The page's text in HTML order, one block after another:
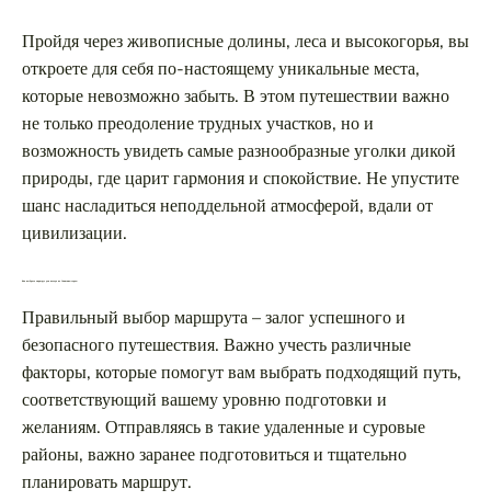
Пройдя через живописные долины, леса и высокогорья, вы
откроете для себя по-настоящему уникальные места,
которые невозможно забыть. В этом путешествии важно
не только преодоление трудных участков, но и
возможность увидеть самые разнообразные уголки дикой
природы, где царит гармония и спокойствие. Не упустите
шанс насладиться неподдельной атмосферой, вдали от
цивилизации.
Как выбрать маршрут для похода по Саянским горам
Правильный выбор маршрута – залог успешного и
безопасного путешествия. Важно учесть различные
факторы, которые помогут вам выбрать подходящий путь,
соответствующий вашему уровню подготовки и
желаниям. Отправляясь в такие удаленные и суровые
районы, важно заранее подготовиться и тщательно
планировать маршрут.